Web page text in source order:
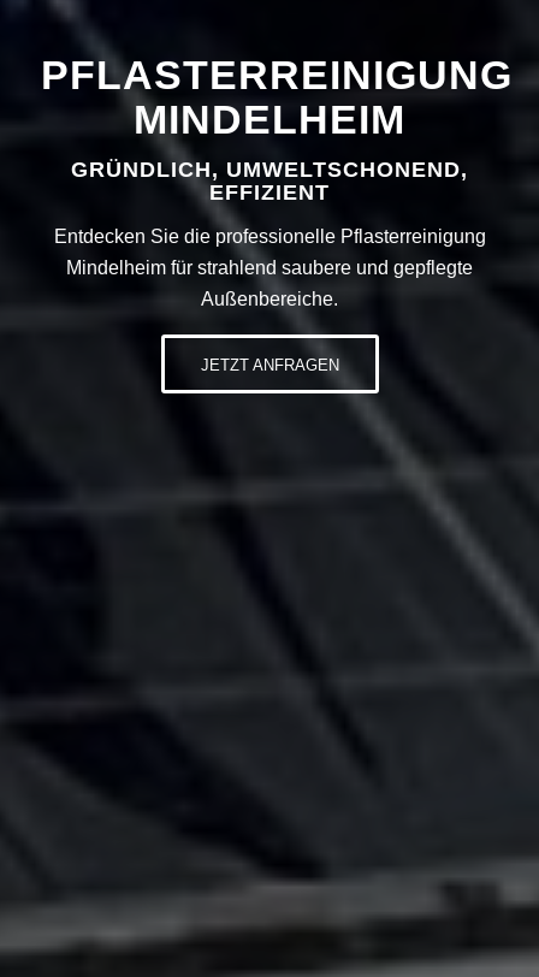
PFLASTERREINIGUNG
MINDELHEIM
GRÜNDLICH, UMWELTSCHONEND,
EFFIZIENT
Entdecken Sie die professionelle Pflasterreinigung
Mindelheim für strahlend saubere und gepflegte
Außenbereiche.
JETZT ANFRAGEN